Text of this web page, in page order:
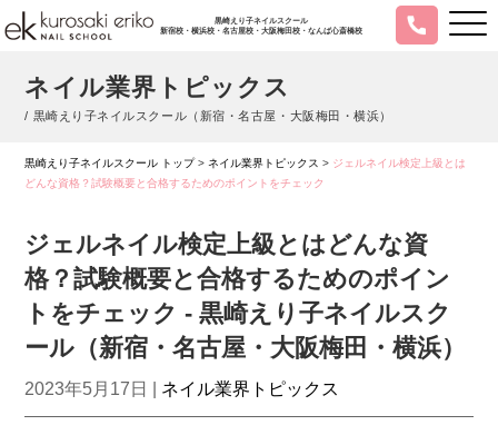
黒崎えり子ネイルスクール
新宿校・横浜校・名古屋校・大阪梅田校・なんば心斎橋校
ネイル業界トピックス
/ 黒崎えり子ネイルスクール（新宿・名古屋・大阪梅田・横浜）
黒崎えり子ネイルスクール トップ>ネイル業界トピックス > ジェルネイル検定上級とは
どんな資格？試験概要と合格するためのポイントをチェック
ジェルネイル検定上級とはどんな資
格？試験概要と合格するためのポイン
トをチェック - 黒崎えり子ネイルスク
ール（新宿・名古屋・大阪梅田・横浜）
2023年5月17日 | ネイル業界トピックス